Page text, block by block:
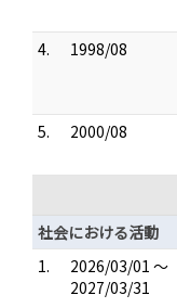
4.
1998/08
5.
2000/08
社会における活動
1.
2026/03/01 ～
2027/03/31